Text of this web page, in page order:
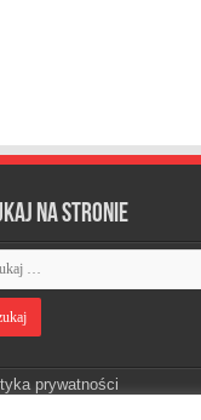
na stronie
prywatności